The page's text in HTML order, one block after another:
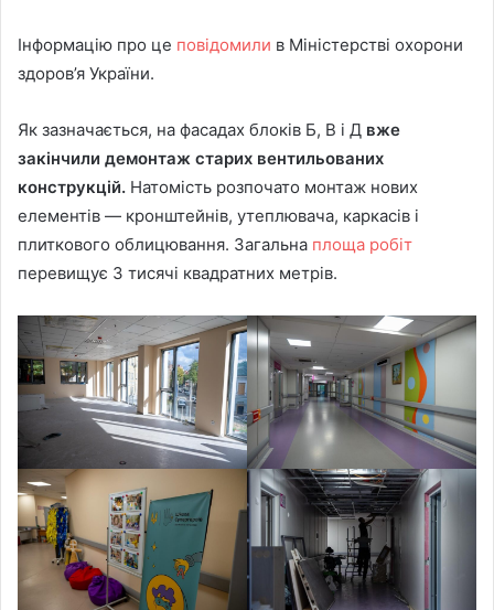
Інформацію про це повідомили в Міністерстві охорони
здоров’я України.
Як зазначається, на фасадах блоків Б, В і Д вже
закінчили демонтаж старих вентильованих
конструкцій. Натомість розпочато монтаж нових
елементів — кронштейнів, утеплювача, каркасів і
плиткового облицювання. Загальна площа робіт
перевищує 3 тисячі квадратних метрів.